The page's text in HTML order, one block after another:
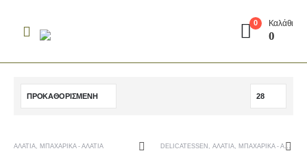
0 Καλάθι
0
ΑΛΆΤΙΑ, ΜΠΑΧΑΡΙΚΆ - ΑΛΆΤΙΑ DELICATESSEN , ΑΛΆΤΙΑ, ΜΠΑΧΑΡΙΚΆ - ΑΛΆΤΙΑ